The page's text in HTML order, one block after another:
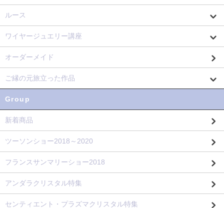
ルース
ワイヤージュエリー講座
オーダーメイド
ご縁の元旅立った作品
Group
新着商品
ツーソンショー2018～2020
フランスサンマリーショー2018
アンダラクリスタル特集
センティエント・プラズマクリスタル特集